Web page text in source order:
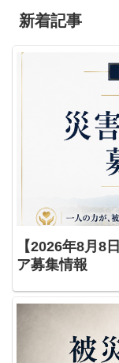
新着記事
【2026年8月8
ア募集情報